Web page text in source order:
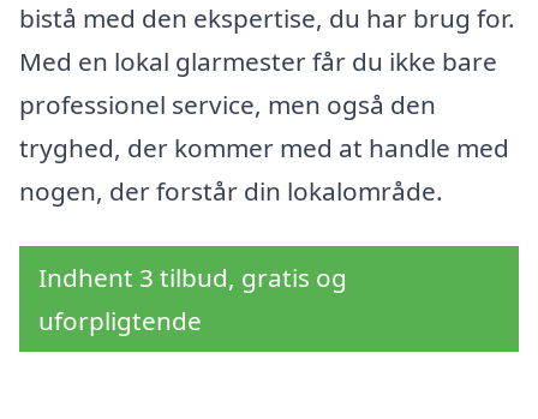
bistå med den ekspertise, du har brug for.
Med en lokal glarmester får du ikke bare
professionel service, men også den
tryghed, der kommer med at handle med
nogen, der forstår din lokalområde.
Indhent 3 tilbud, gratis og
uforpligtende